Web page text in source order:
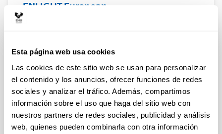
Esta página web usa cookies
Las cookies de este sitio web se usan para personalizar
el contenido y los anuncios, ofrecer funciones de redes
sociales y analizar el tráfico. Además, compartimos
información sobre el uso que haga del sitio web con
nuestros partners de redes sociales, publicidad y análisis
web, quienes pueden combinarla con otra información
ENLIGHT European
Dialogue 2025
ENLIGHT European Dialogue 2025
Qué ver